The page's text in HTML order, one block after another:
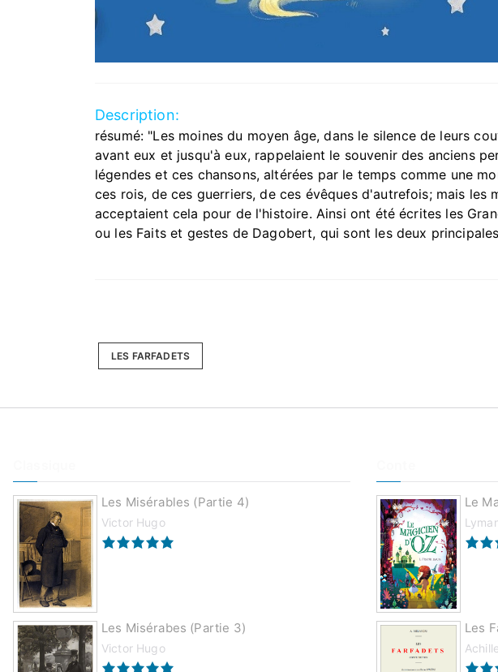
Description:
résumé: "Les moines du moyen âge, dans le silence de leurs
avant eux et jusqu'à eux, rappelaient le souvenir des anciens
légendes et ces chansons, altérées par le temps comme une
ces rois, de ces guerriers, de ces évêques d'autrefois; mais
acceptaient cela pour de l'histoire. Ainsi ont été écrites les
ou les Faits et gestes de Dagobert, qui sont les deux
LES FARFADETS
Les Misérables (partie 4)
Victor Hugo
Les Misérabes (partie 3)
Victor Hugo
Le
Les